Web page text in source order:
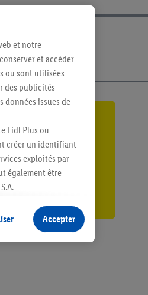
et notre
et accéder
ou sont utilisées
des publicités
données issues de
Lidl Plus ou
créer un identifiant
exploités par
également être
sans procéder à
terminaux ou
échéant, d’autres
Accepter